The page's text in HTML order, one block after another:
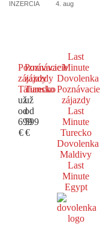
INZERCIA 4. aug
Poznávacie
zájazdy
Taliansko
už
od
699
€
Poznávacie
zájazdy
Turecko
už
od
599
€
Last
Minute
Dovolenka
Poznávacie
zájazdy
Last
Minute
Turecko
Dovolenka
Maldivy
Last
Minute
Egypt